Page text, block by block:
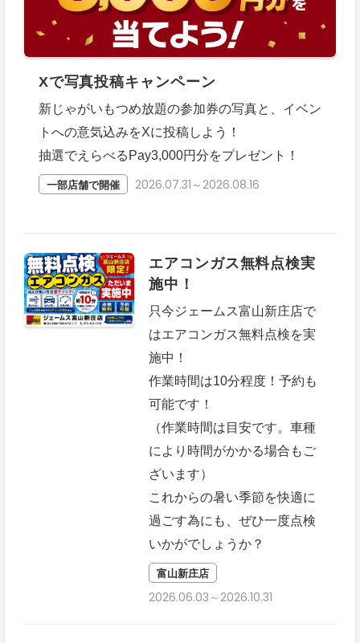
Xで写真投稿キャンペーン
新じゃがいもつめ放題の参加券の写真と、イベン
トへの意気込みをXに投稿しよう！
抽選でえらべるPay3,000円分をプレゼント！
一部店舗で開催 2026.07.31～2026.08.16
エアコンガス無料点検実
施中！
只今ジェームス富山新庄店で
はエアコンガス無料点検を実
施中！
作業時間は10分程度！予約も
可能です！
（作業時間は目安です。車種
により時間がかかる場合もご
ざいます）
これからの暑い季節を快適に
過ごす為にも、ぜひ一度点検
いかがでしょうか？
富山新庄店
2026.06.03～2026.10.31